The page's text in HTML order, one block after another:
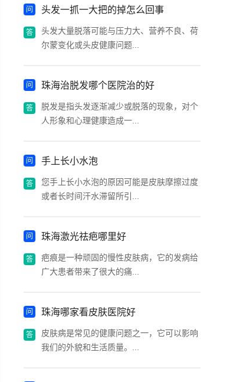
头发一抓一大把的掉怎么回事
头发大量脱落可能与压力大、营养不良、荷
尔蒙变化或头皮健康问题...
珠海治脱发哪个医院治的好
脱发是指头发逐渐减少或脱落的现象，对个
人形象和心理健康造成一...
手上长小水泡
您手上长小水泡的原因可能是皮肤摩擦过度
或者长时间汗水滞留所引...
珠海激光祛疤哪里好
疤痕是一种顽固的慢性皮肤病，它的发病给
广大患者带来了很大的痛...
珠海哪家看皮肤医院好
皮肤病是常见的健康问题之一，它可以影响
我们的外貌和生活质量。...